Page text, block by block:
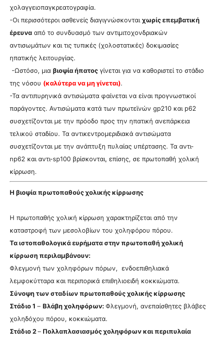
χολαγγειοπαγκρεατογραφία.
-Οι περισσότεροι ασθενείς διαγιγνώσκονται χωρίς επεμβατική
έρευνα από το συνδυασμό των αντιμιτοχονδριακών
αντισωμάτων και τις τυπικές (χολοστατικές) δοκιμασίες
ηπατικής λειτουργίας.
-Ωστόσο, μια βιοψία ήπατος γίνεται για να καθοριστεί το στάδιο
της νόσου (καλύτερα να μη γίνεται).
-Τα αντιπυρηνικά αντισώματα φαίνεται να είναι προγνωστικοί
παράγοντες. Αντισώματα κατά των πρωτεϊνών gp210 και p62
συσχετίζονται με την πρόοδο προς την ηπατική ανεπάρκεια
τελικού σταδίου. Τα αντικεντρομεριδιακά αντισώματα
συσχετίζονται με την ανάπτυξη πυλαίας υπέρτασης. Τα αντι-
np62 και αντι-sp100 βρίσκονται, επίσης, σε πρωτοπαθή χολική
κίρρωση.
Η βιοψία πρωτοπαθούς χολικής κίρρωσης
Η πρωτοπαθής χολική κίρρωση χαρακτηρίζεται από την
καταστροφή των μεσολοβίων του χοληφόρου πόρου.
Τα ιστοπαθολογικά ευρήματα στην πρωτοπαθή χολική
κίρρωση περιλαμβάνουν:
Φλεγμονή των χοληφόρων πόρων, ενδοεπιθηλιακά
λεμφοκύτταρα και περιπορικά επιθηλιοειδή κοκκιώματα.
Σύνοψη των σταδίων πρωτοπαθούς χολικής κίρρωσης
Στάδιο 1 – Βλάβη χοληφόρων: Φλεγμονή, ανεπαίσθητες βλάβες
χοληδόχου πόρου, κοκκιώματα.
Στάδιο 2– Πολλαπλασιασμός χοληφόρων και περιπυλαία